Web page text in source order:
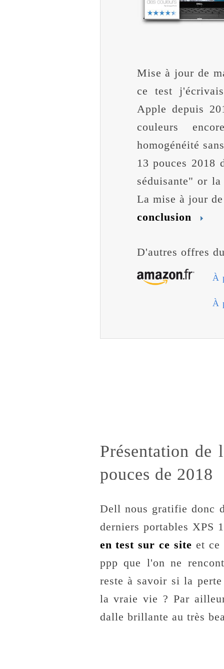
Mise à jour de
ce test
Apple depuis
couleurs
homogénéité
13 pouces 2018
séduisante" or
La mise à jour
conclusion
D'autres offres
À
À
Présentation
pouces de 2018
Dell nous gratifie donc
derniers portables XPS
en test sur ce site et ce
ppp que l'on ne
reste à savoir si la
la vraie vie ? Par
dalle brillante au très